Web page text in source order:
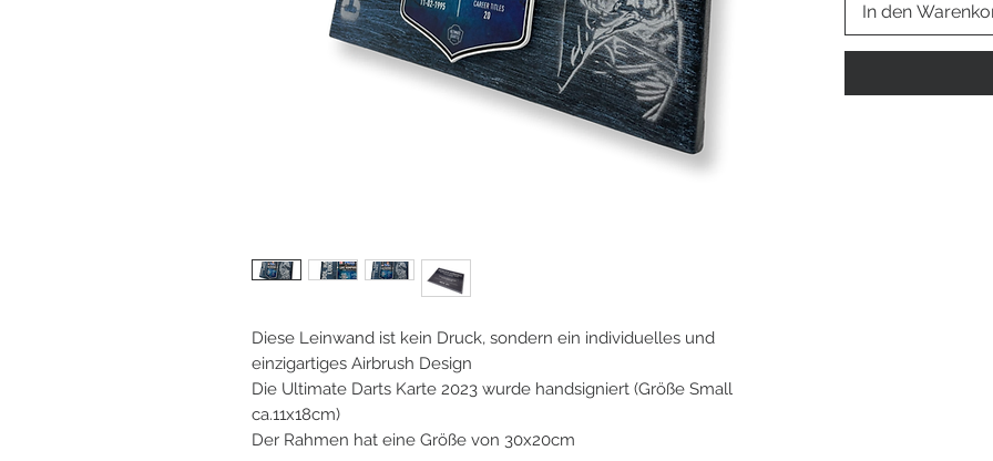
Diese Leinwand ist kein Druck, sondern ein individuelles und
einzigartiges Airbrush Design
Die Ultimate Darts Karte 2023 wurde handsigniert (Größe Small
ca.11x18cm)
Der Rahmen hat eine Größe von 30x20cm
In den